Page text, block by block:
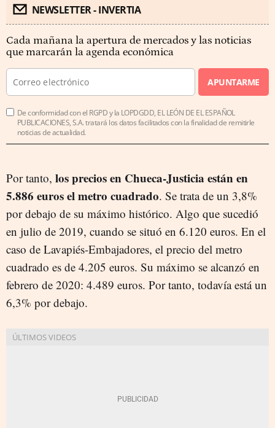
NEWSLETTER - INVERTIA
Cada mañana la apertura de mercados y las noticias
que marcarán la agenda económica
APUNTARME
De conformidad con el RGPD y la LOPDGDD, EL LEÓN DE EL ESPAÑOL
PUBLICACIONES, S.A. tratará los datos facilitados con la finalidad de remitirle
noticias de actualidad.
Por tanto, los precios en Chueca-Justicia están en
5.886 euros el metro cuadrado. Se trata de un 3,8%
por debajo de su máximo histórico. Algo que sucedió
en julio de 2019, cuando se situó en 6.120 euros. En el
caso de Lavapiés-Embajadores, el precio del metro
cuadrado es de 4.205 euros. Su máximo se alcanzó en
febrero de 2020: 4.489 euros. Por tanto, todavía está un
6,3% por debajo.